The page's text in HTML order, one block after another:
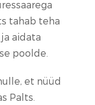
tahab teha
aidata
poolde.
et nüüd
Palts.